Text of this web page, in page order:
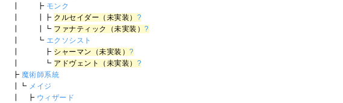
┃ ┣ モンク
┃ ┃┣ クルセイダー（未実装） ?
┃ ┃┗ ファナティック（未実装）?
┃ ┗ エクソシスト
┃ ┣ シャーマン（未実装）?
┃ ┗ アドヴェント（未実装） ?
┣ 魔術師系統
┃┗ メイジ
┃ ┣ ウィザード